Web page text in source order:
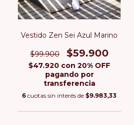
Vestido Zen Sei Azul Marino
$99.900 $59.900
$47.920 con 20% OFF
pagando por
transferencia
6 cuotas sin interés de $9.983,33